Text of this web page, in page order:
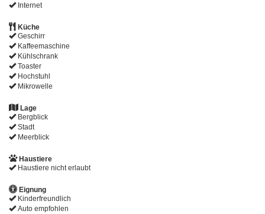
Internet
Küche
Geschirr
Kaffeemaschine
Kühlschrank
Toaster
Hochstuhl
Mikrowelle
Lage
Bergblick
Stadt
Meerblick
Haustiere
Haustiere nicht erlaubt
Eignung
Kinderfreundlich
Auto empfohlen